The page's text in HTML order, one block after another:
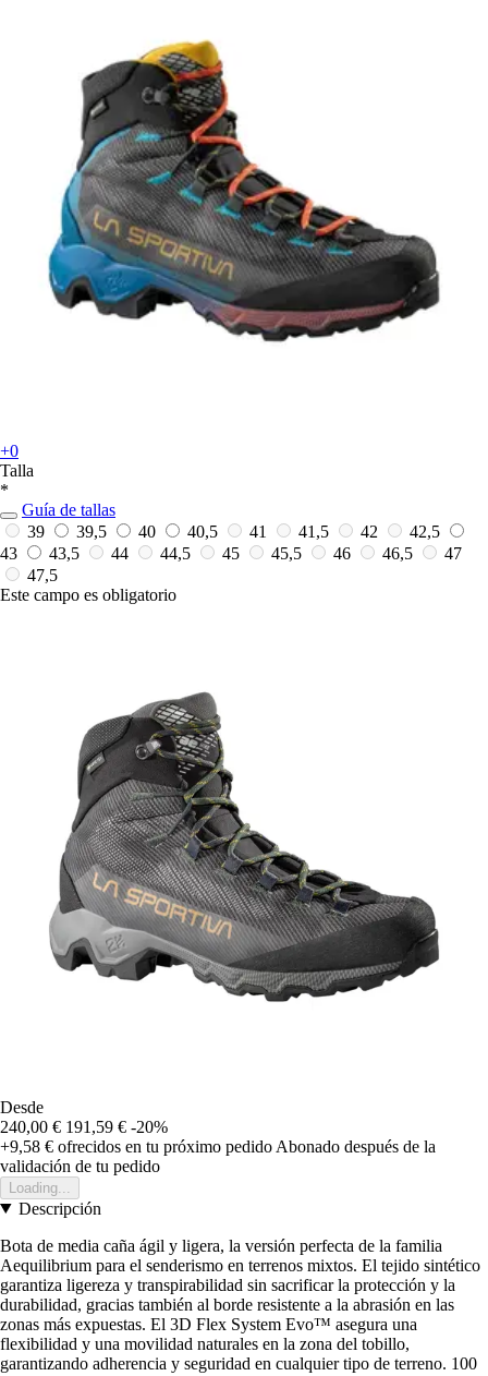
+0
Talla
*
Guía de tallas
39
39,5 40 40,5 41 41,5 42
42,5
43
43,5 44 44,5 45 45,5 46 46,5
47
47,5
Este campo es obligatorio
Desde
240,00 € 191,59 € -20%
+9,58 € ofrecidos en tu próximo pedido Abonado después de la
validación de tu pedido
Loading...
Descripción
Bota de media caña ágil y ligera, la versión perfecta de la familia
Aequilibrium para el senderismo en terrenos mixtos. El tejido sintético
garantiza ligereza y transpirabilidad sin sacrificar la protección y la
durabilidad, gracias también al borde resistente a la abrasión en las
zonas más expuestas. El 3D Flex System Evo™ asegura una
flexibilidad y una movilidad naturales en la zona del tobillo,
garantizando adherencia y seguridad en cualquier tipo de terreno. 100